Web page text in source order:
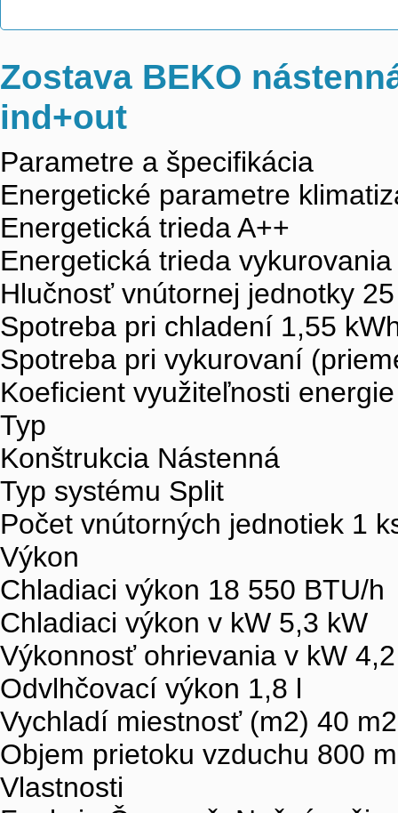
Zostava BEKO
ind+out
Parametre a špecifikácia
Energetické parametre
Energetická trieda A++
Energetická trieda
Hlučnosť vnútornej jednotky
Spotreba pri chladení 1,55
Spotreba pri vykurovaní
Koeficient využiteľnosti
Typ
Konštrukcia Nástenná
Typ systému Split
Počet vnútorných jednotiek 1
Výkon
Chladiaci výkon 18 550 BTU/h
Chladiaci výkon v kW 5,3 kW
Výkonnosť ohrievania v kW
Odvlhčovací výkon 1,8 l
Vychladí miestnosť (m2) 40 m2
Objem prietoku vzduchu 800
Vlastnosti